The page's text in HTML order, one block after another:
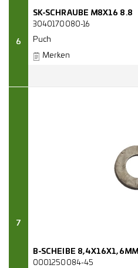
6
SK-SCHRAUBE M8X16 8.8
3040170080-16
Puch
Merken
7
B-SCHEIBE 8,4X16X1,6MM
0001250084-45